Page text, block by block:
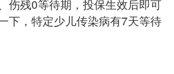
伤残0等待期，投保生效后即可
下，特定少儿传染病有7天等待